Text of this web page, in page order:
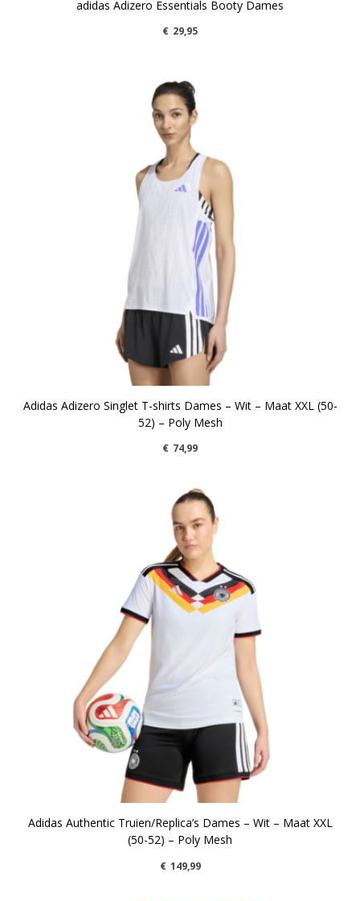
adidas Adizero Essentials Booty Dames
€ 29,95
Adidas Adizero Singlet T-shirts Dames – Wit – Maat XXL (50-
52) – Poly Mesh
€ 74,99
Adidas Authentic Truien/Replica’s Dames – Wit – Maat XXL
(50-52) – Poly Mesh
€ 149,99